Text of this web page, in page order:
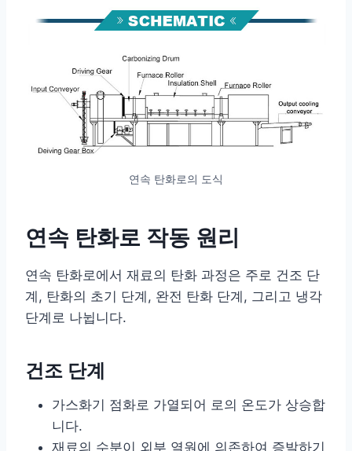
연속 탄화로의 도식
연속 탄화로 작동 원리
연속 탄화로에서 재료의 탄화 과정은 주로 건조 단
계, 탄화의 초기 단계, 완전 탄화 단계, 그리고 냉각
단계로 나뉩니다.
건조 단계
가스화기 점화로 가열되어 로의 온도가 상승합
니다.
재료의 수분이 외부 열원에 의존하여 증발하기